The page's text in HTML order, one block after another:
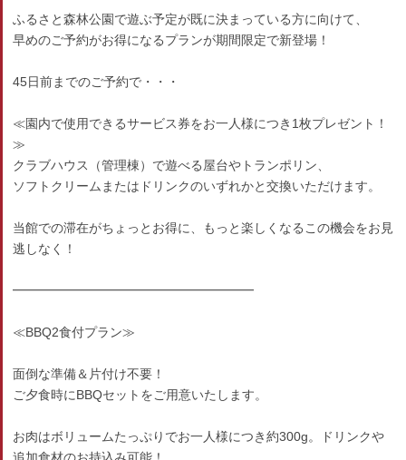
ふるさと森林公園で遊ぶ予定が既に決まっている方に向けて、
早めのご予約がお得になるプランが期間限定で新登場！
45日前までのご予約で・・・
≪園内で使用できるサービス券をお一人様につき1枚プレゼント！
≫
クラブハウス（管理棟）で遊べる屋台やトランポリン、
ソフトクリームまたはドリンクのいずれかと交換いただけます。
当館での滞在がちょっとお得に、もっと楽しくなるこの機会をお見
逃しなく！
━━━━━━━━━━━━━━━━━━━
≪BBQ2食付プラン≫
面倒な準備＆片付け不要！
ご夕食時にBBQセットをご用意いたします。
お肉はボリュームたっぷりでお一人様につき約300g。ドリンクや